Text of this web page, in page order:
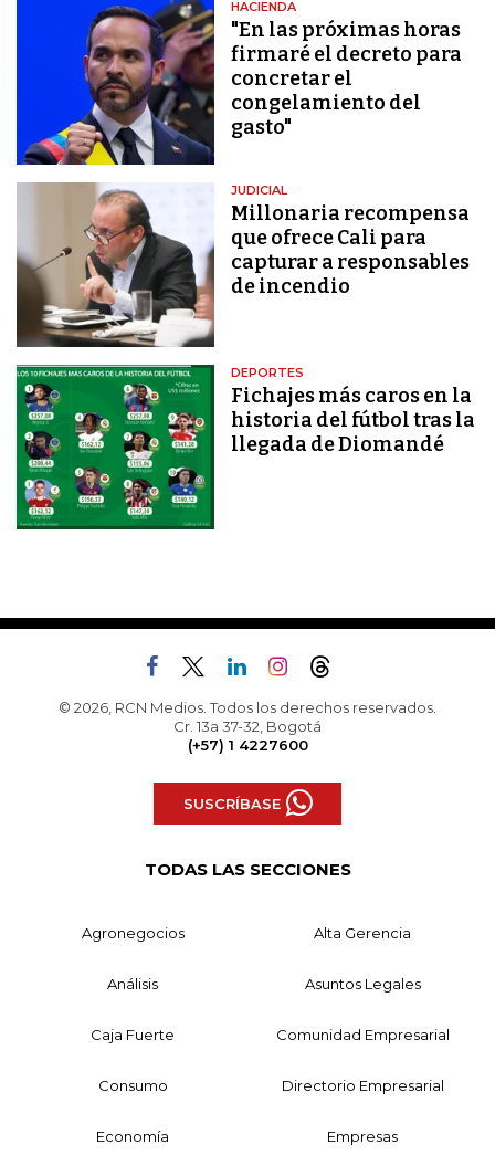
HACIENDA
"En las próximas horas
firmaré el decreto para
concretar el
congelamiento del
gasto"
JUDICIAL
Millonaria recompensa
que ofrece Cali para
capturar a responsables
de incendio
DEPORTES
Fichajes más caros en la
historia del fútbol tras la
llegada de Diomandé
© 2026, RCN Medios. Todos los derechos reservados.
Cr. 13a 37-32, Bogotá
(+57) 1 4227600
SUSCRÍBASE
TODAS LAS SECCIONES
Agronegocios Alta Gerencia
Análisis Asuntos Legales
Caja Fuerte Comunidad Empresarial
Consumo Directorio Empresarial
Economía Empresas